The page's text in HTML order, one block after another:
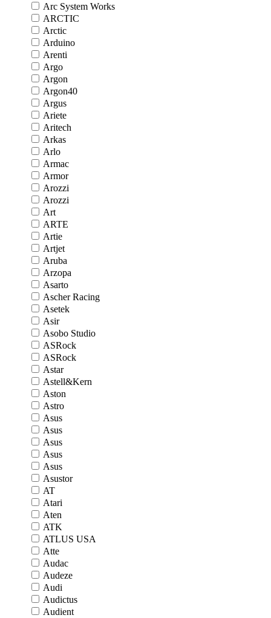
Arc System Works
ARCTIC
Arctic
Arduino
Arenti
Argo
Argon
Argon40
Argus
Ariete
Aritech
Arkas
Arlo
Armac
Armor
Arozzi
Arozzi
Art
ARTE
Artie
Artjet
Aruba
Arzopa
Asarto
Ascher Racing
Asetek
Asir
Asobo Studio
ASRock
ASRock
Astar
Astell&Kern
Aston
Astro
Asus
Asus
Asus
Asus
Asus
Asustor
AT
Atari
Aten
ATK
ATLUS USA
Atte
Audac
Audeze
Audi
Audictus
Audient